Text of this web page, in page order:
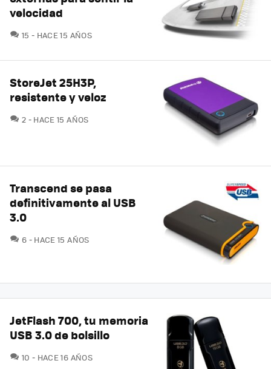
velocidad
15 COMENTARIOS
HACE 15 AÑOS
StoreJet 25H3P,
resistente y veloz
2 COMENTARIOS
HACE 15 AÑOS
Transcend se pasa
definitivamente al USB
3.0
6 COMENTARIOS
HACE 15 AÑOS
JetFlash 700, tu memoria
USB 3.0 de bolsillo
10 COMENTARIOS
HACE 16 AÑOS